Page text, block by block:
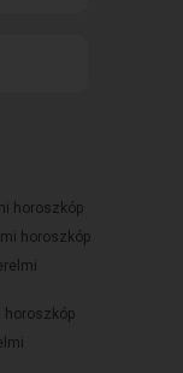
horoszkóp
horoszkóp
horoszkóp